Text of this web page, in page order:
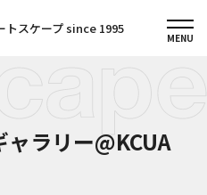
トスケープ since 1995
ラリー@KCUA